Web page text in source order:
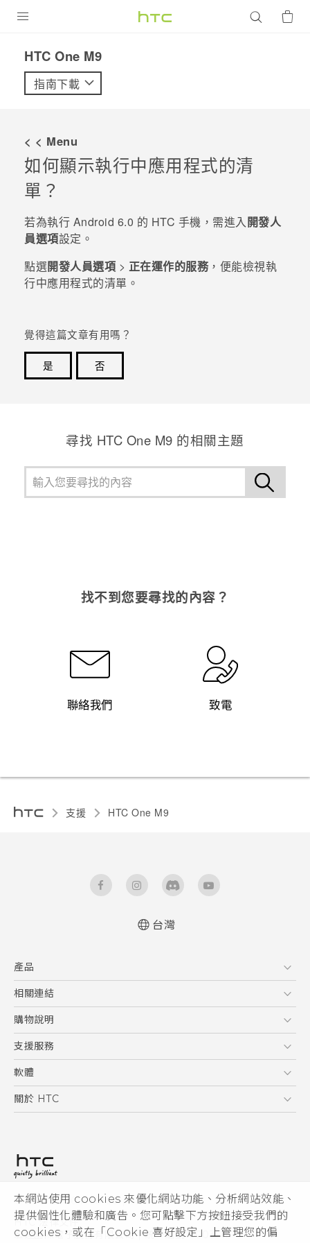
本網站使用 cookies 來優化網站功能、分析網站效能、
提供個性化體驗和廣告。您可點擊下方按鈕接受我們的
cookies，或在「Cookie 喜好設定」上管理您的偏
VIVE
配件
VIVERSE
優惠專區
焦點訊息
校園專案
銷售門市
銷售通路
支援服務
登入
HTC One M9‎
指南下載
< < Menu
如何顯示執行中應用程式的清
單？
若為執行 Android 6.0 的 HTC 手機，需進入開發人
員選項設定。
點選開發人員選項 > 正在運作的服務 ，便能檢視執
行中應用程式的清單。
覺得這篇文章有用嗎？
是
否
尋找 HTC One M9 的相關主題
找不到您要尋找的內容？
聯絡我們 致電
支援 HTC One M9‎
台灣
產品
5G
智慧型手機
配件
相關連結
HTC Research
購物說明
購物須知
訂單管理
付款方式
支援服務
到府收送維修服務
服務中心資訊
客戶服務佈告欄
軟體
應用程式
HTC Sync Manager
關於 HTC
投資人
隱私權政策
產品安全性
© 2011-2026 HTC Corporation
HTC 法律文件
宏達國際電子股份有限公司 | 統一編號16003518